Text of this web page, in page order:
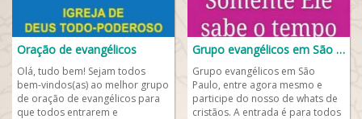
Oração de evangélicos
Olá, tudo bem! Sejam todos
bem-vindos(as) ao melhor grupo
de oração de evangélicos para
que todos entrarem e
Grupo evangélicos em São Paulo
Grupo evangélicos em São
Paulo, entre agora mesmo e
participe do nosso de whats de
cristãos. A entrada é para todos